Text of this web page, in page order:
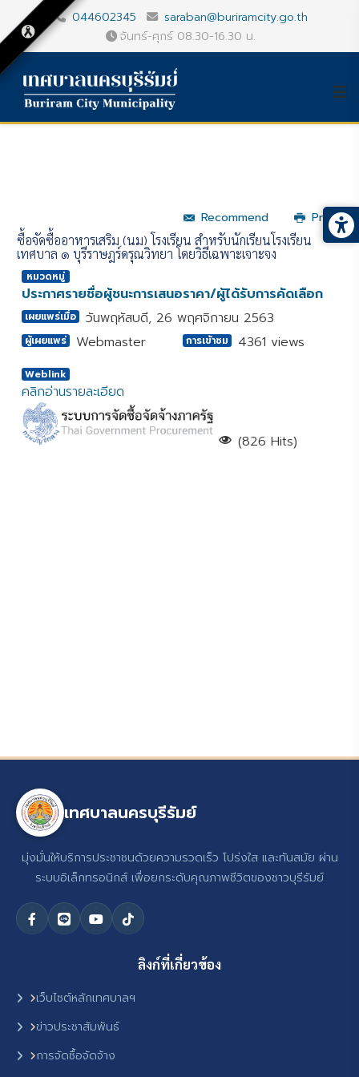
044602345
saraban@buriramcity.go.th
จันทร์-ศุกร์ 08.30-16.30 น.
Recommend
Print
ซื้อจัดซื้ออาหารเสริม (นม) โรงเรียน สำหรับนักเรียนโรงเรียน
เทศบาล ๑ บุรีราษฎร์ดรุณวิทยา โดยวิธีเฉพาะเจาะจง
หมวดหมู่
ประกาศรายชื่อผู้ชนะการเสนอราคา/ผู้ได้รับการคัดเลือก
เผยแพร่เมื่อ วันพฤหัสบดี, 26 พฤศจิกายน 2563
ผู้เผยแพร่ Webmaster การเข้าชม 4361 views
Weblink
คลิกอ่านรายละเอียด
(826 Hits)
เทศบาลนครบุรีรัมย์
มุ่งมั่นให้บริการประชาชนด้วยความรวดเร็ว โปร่งใส และทันสมัย ผ่าน
ระบบอิเล็กทรอนิกส์ เพื่อยกระดับคุณภาพชีวิตของชาวบุรีรัมย์
ลิงก์ที่เกี่ยวข้อง
เว็บไซต์หลักเทศบาลฯ
ข่าวประชาสัมพันธ์
การจัดซื้อจัดจ้าง